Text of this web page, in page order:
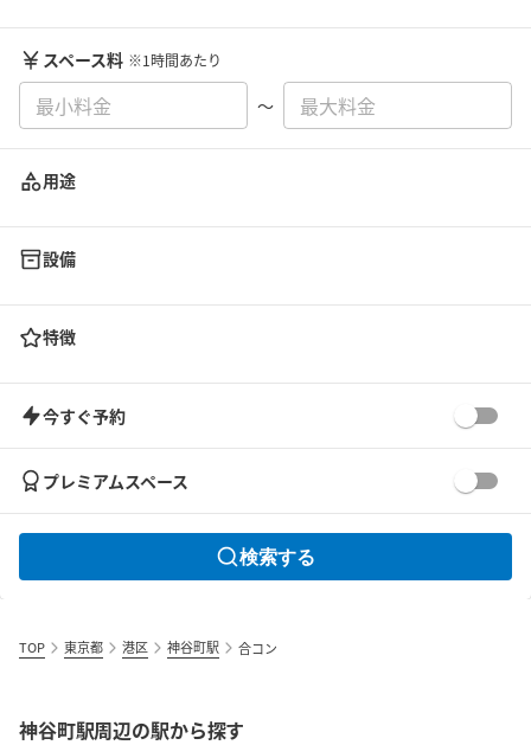
スペース料 ※1時間あたり
〜
用途
設備
特徴
今すぐ予約
プレミアムスペース
検索する
TOP 東京都 港区 神谷町駅 合コン
神谷町駅周辺の駅から探す